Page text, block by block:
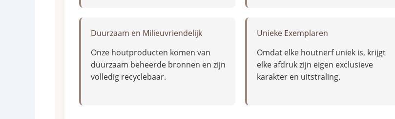
Duurzaam en Milieuvriendelijk
Onze houtproducten komen van
duurzaam beheerde bronnen en zijn
volledig recyclebaar.
Unieke Exemplaren
Omdat elke houtnerf uniek is, krijgt
elke afdruk zijn eigen exclusieve
karakter en uitstraling.